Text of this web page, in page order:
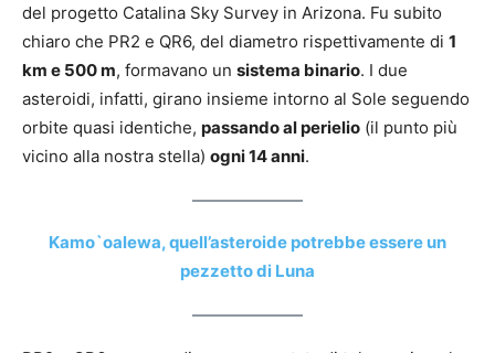
del progetto Catalina Sky Survey in Arizona. Fu subito
chiaro che PR2 e QR6, del diametro rispettivamente di 1
km e 500 m, formavano un sistema binario. I due
asteroidi, infatti, girano insieme intorno al Sole seguendo
orbite quasi identiche, passando al perielio (il punto più
vicino alla nostra stella) ogni 14 anni.
Kamo`oalewa, quell’asteroide potrebbe essere un
pezzetto di Luna